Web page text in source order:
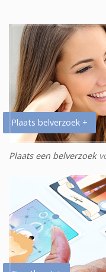
Plaats belverzoek +
Plaats een belverzoek